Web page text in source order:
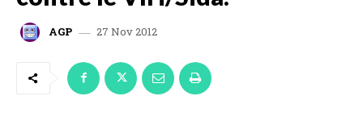
AGP 27 Nov 2012